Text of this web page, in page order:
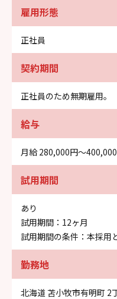
雇用形態
正社員
契約期間
正社員のため無期雇用。
給与
月給 280,000円〜
試用期間
あり
試用期間：12ヶ月
試用期間の条件：本採用
勤務地
北海道 苫小牧市有明町 2